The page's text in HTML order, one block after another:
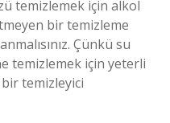
temizlemek için alkol
bir temizleme
Çünkü su
temizlemek için yeterli
temizleyici